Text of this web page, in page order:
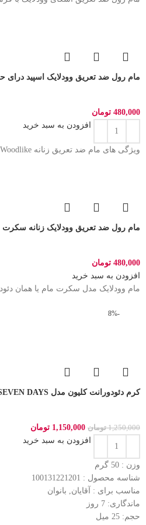
مام رول ضد تعریق وودلایک اسپید درای حجم ۷۵ میلی
480,000 تومان
افزودن به سبد خرید
ویژگی های مام ضد تعریق زنانه Woodlike نوع Speed Dry این محصول دارای قدرت ضد تعریق بالا بوده و از
مام رول ضد تعریق وودلایک زنانه سکرت حجم ۷۵
480,000 تومان
افزودن به سبد خرید
مام وودلایک مدل سکرت مام یا همان
-8%
کرم دئودورانت کلیون مدل SEVEN DAYS حجم 25 میل
1,250,000 تومان 1,150,000 تومان
افزودن به سبد خرید
وزن : 50
گرم
شناسه محصول : 100131221201
مناسب برای :
آقایان, بانوان
ماندگاری: 7
روز
حجم: 25
میل